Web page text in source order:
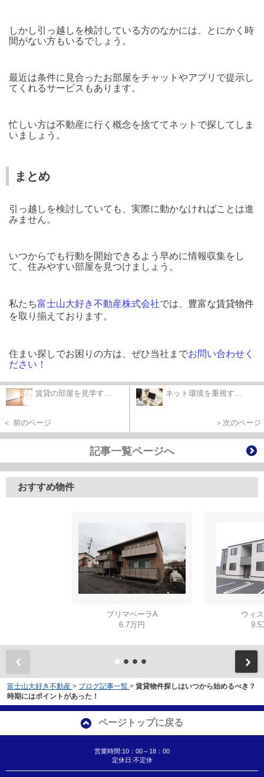
しかし引っ越しを検討している方のなかには、とにかく時
間がない方もいるでしょう。
最近は条件に見合ったお部屋をチャットやアプリで提示し
てくれるサービスもあります。
忙しい方は不動産に行く概念を捨ててネットで探してしま
いましょう。
まとめ
引っ越しを検討していても、実際に動かなければことは進
みません。
いつからでも行動を開始できるよう早めに情報収集をし
て、住みやすい部屋を見つけましょう。
私たち富士山大好き不動産株式会社では、 豊富な賃貸物件
を取り揃えております。
住まい探しでお困りの方は、ぜひ当社までお問い合わせく
ださい！
賃貸の部屋を見学す...
＜ 前のページ
ネット環境を重視す...
＞次のページ
記事一覧ページへ
おすすめ物件
プリマベーラA
6.7万円
ウィ
9.5
富士山大好き不動産 > ブログ記事一覧 > 賃貸物件探しはいつから始めるべき？
時期にはポイントがあった！
ページトップに戻る
営業時間:10：00～18：00
定休日:不定休